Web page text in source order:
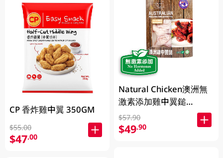
CP 香炸雞中翼 350GM
$55.00
$47.00
Natural Chicken澳洲無
激素添加雞中翼鎚
400GM
$57.90
$49.90